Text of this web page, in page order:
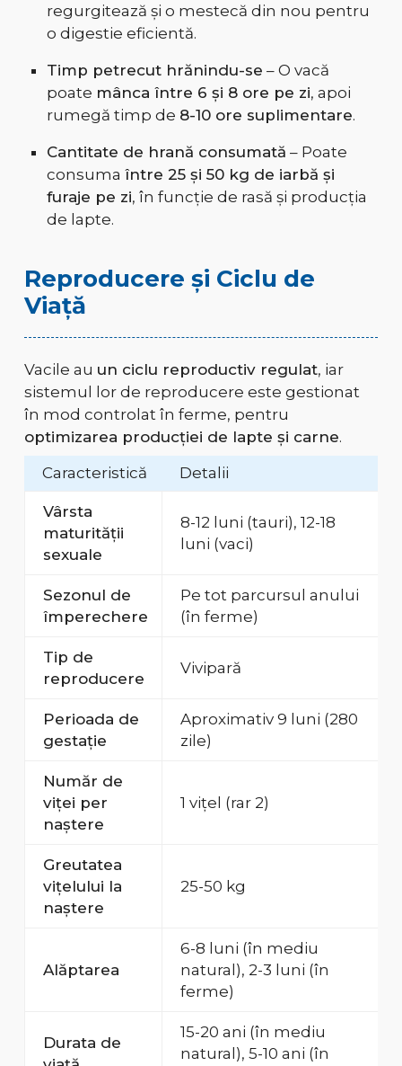
regurgitează și o mestecă din nou pentru
o digestie eficientă.
Timp petrecut hrănindu-se – O vacă
poate mânca între 6 și 8 ore pe zi, apoi
rumegă timp de 8-10 ore suplimentare.
Cantitate de hrană consumată – Poate
consuma între 25 și 50 kg de iarbă și
furaje pe zi, în funcție de rasă și producția
de lapte.
Reproducere și Ciclu de
Viață
Vacile au un ciclu reproductiv regulat, iar
sistemul lor de reproducere este gestionat
în mod controlat în ferme, pentru
optimizarea producției de lapte și carne.
Caracteristică
Detalii
Vârsta
maturității
sexuale
8-12 luni (tauri), 12-18
luni (vaci)
Sezonul de
împerechere
Pe tot parcursul anului
(în ferme)
Tip de
reproducere
Vivipară
Perioada de
gestație
Aproximativ 9 luni (280
zile)
Număr de
viței per
naștere
1 vițel (rar 2)
Greutatea
vițelului la
naștere
25-50 kg
Alăptarea
6-8 luni (în mediu
natural), 2-3 luni (în
ferme)
Durata de
15-20 ani (în mediu
natural), 5-10 ani (în